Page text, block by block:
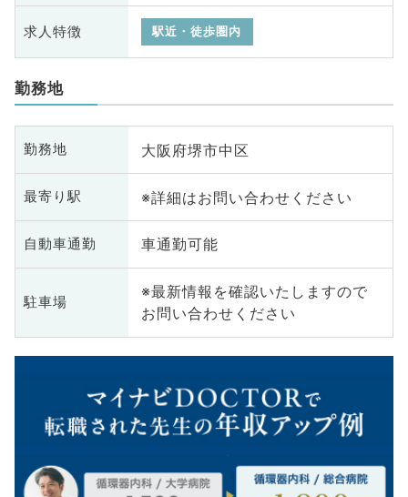
求人特徴 駅近・徒歩圏内
勤務地
勤務地 大阪府堺市中区
最寄り駅 ※詳細はお問い合わせください
自動車通勤 車通勤可能
駐車場
※最新情報を確認いたしますので
お問い合わせください